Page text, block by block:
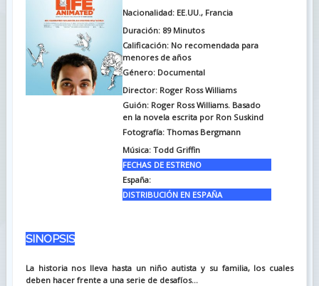
Nacionalidad: EE.UU., Francia
Duración: 89 Minutos
Calificación: No recomendada para
menores de años
Género: Documental
Director: Roger Ross Williams
Guión: Roger Ross Williams. Basado
en la novela escrita por Ron Suskind
Fotografía: Thomas Bergmann
Música: Todd Griffin
FECHAS DE ESTRENO
España:
DISTRIBUCIÓN EN ESPAÑA
SINOPSIS
La historia nos lleva hasta un niño autista y su familia, los cuales
deben hacer frente a una serie de desafíos...